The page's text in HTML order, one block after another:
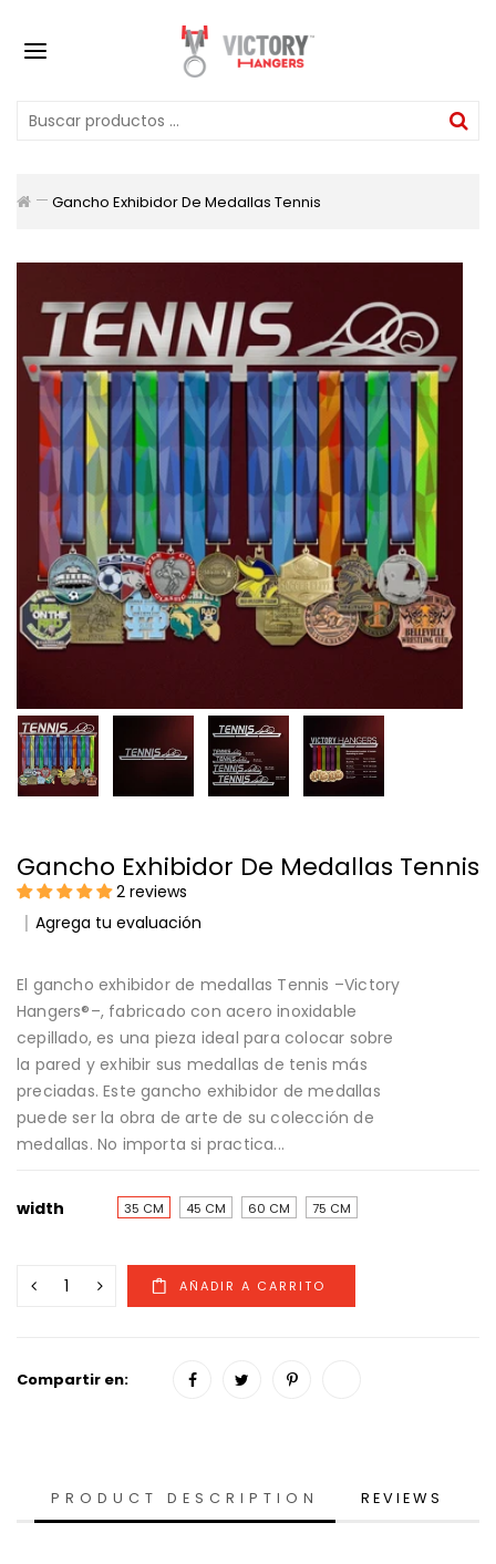
Gancho Exhibidor De Medallas Tennis
Gancho Exhibidor De Medallas Tennis
2 reviews
Agrega tu evaluación
El gancho exhibidor de medallas Tennis –Victory
Hangers®–, fabricado con acero inoxidable
cepillado, es una pieza ideal para colocar sobre
la pared y exhibir sus medallas de tenis más
preciadas. Este gancho exhibidor de medallas
puede ser la obra de arte de su colección de
medallas. No importa si practica...
width 35 CM 45 CM 60 CM 75 CM
Compartir en:
PRODUCT DESCRIPTION REVIEWS